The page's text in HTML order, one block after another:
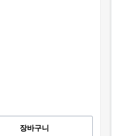
장바구니